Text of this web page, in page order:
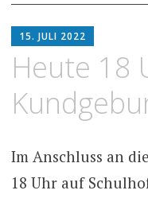
Inhalt
springen
15. JULI 2022
Heute 18
Im Anschluss an
18 Uhr auf